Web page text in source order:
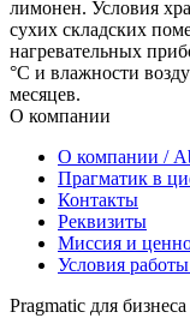
лимонен. Условия
сухих складских
нагревательных
°С и влажности
месяцев.
О компании
О компании /
Прагматик в
Контакты
Реквизиты
Миссия и
Условия
Pragmatic для бизнеса